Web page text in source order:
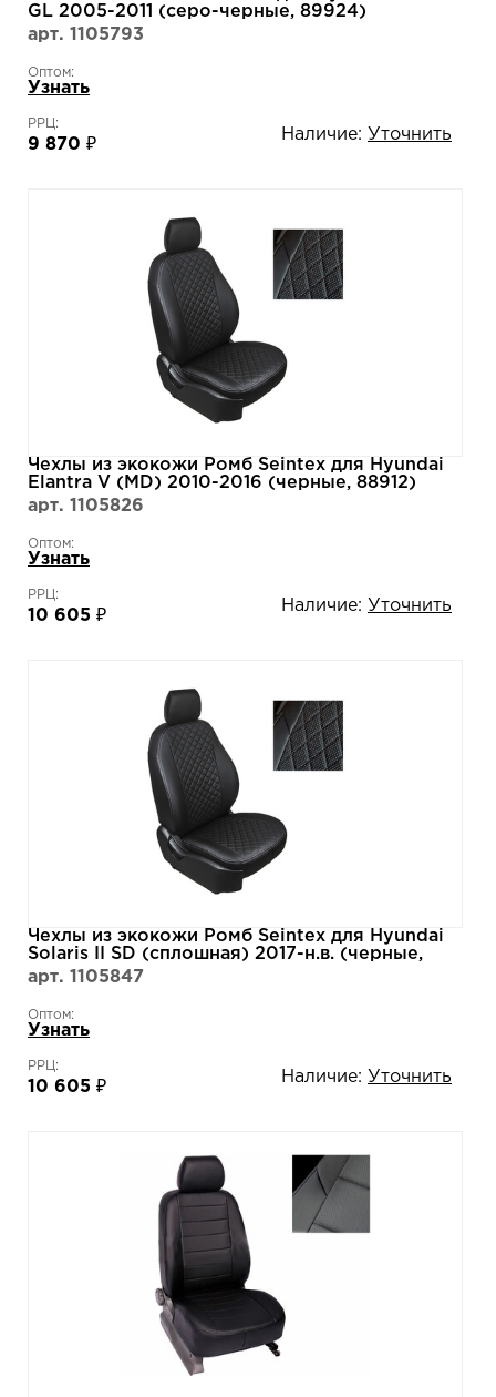
GL 2005-2011 (серо-черные, 89924)
арт. 1105793
Оптом:
Узнать
РРЦ:
9 870 ₽
Наличие: Уточнить
Чехлы из экокожи Ромб Seintex для Hyundai
Elantra V (MD) 2010-2016 (черные, 88912)
арт. 1105826
Оптом:
Узнать
РРЦ:
10 605 ₽
Наличие: Уточнить
Чехлы из экокожи Ромб Seintex для Hyundai
Solaris II SD (сплошная) 2017-н.в. (черные,
92912)
арт. 1105847
Оптом:
Узнать
РРЦ:
10 605 ₽
Наличие: Уточнить